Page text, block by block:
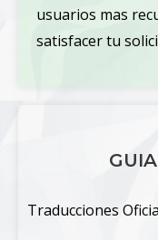
usuarios mas
satisfacer tu
Traducciones